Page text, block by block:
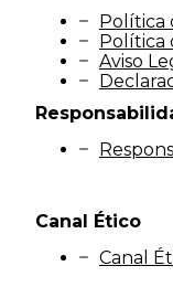
Política
Política
Aviso
Canal Ético
Canal